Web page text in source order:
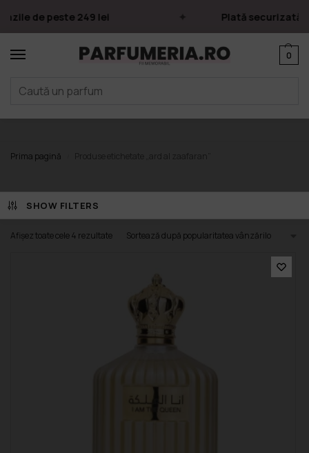
de peste 249 lei Plată securizată
0
Prima pagină
SHOW FILTERS
Afișez toate cele 4 rezultate